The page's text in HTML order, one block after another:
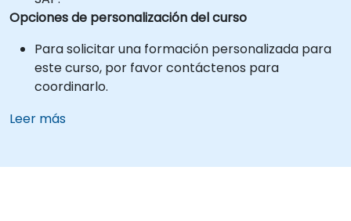
Opciones de personalización del curso
Para solicitar una formación personalizada para
este curso, por favor contáctenos para
coordinarlo.
Leer más